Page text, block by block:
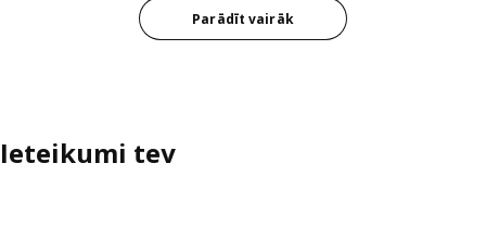
Parādīt vairāk
Ieteikumi tev